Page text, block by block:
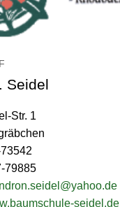
Seidel
Str. 1
79885
seidel.de